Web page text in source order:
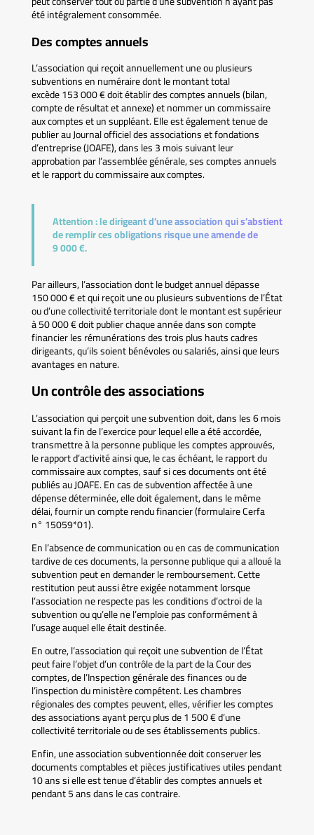
été intégralement consommée.
Des comptes annuels
L’association qui reçoit annuellement une ou plusieurs
subventions en numéraire dont le montant total
excède 153 000 € doit établir des comptes annuels (bilan,
compte de résultat et annexe) et nommer un commissaire
aux comptes et un suppléant. Elle est également tenue de
publier au Journal officiel des associations et fondations
d’entreprise (JOAFE), dans les 3 mois suivant leur
approbation par l’assemblée générale, ses comptes annuels
et le rapport du commissaire aux comptes.
Attention :le dirigeant d’une association qui s’abstient
de remplir ces obligations risque une amende de
9 000 €.
Par ailleurs, l’association dont le budget annuel dépasse
150 000 € et qui reçoit une ou plusieurs subventions de l’État
ou d’une collectivité territoriale dont le montant est supérieur
à 50 000 € doit publier chaque année dans son compte
financier les rémunérations des trois plus hauts cadres
dirigeants, qu’ils soient bénévoles ou salariés, ainsi que leurs
avantages en nature.
Un contrôle des associations
L’association qui perçoit une subvention doit, dans les 6 mois
suivant la fin de l’exercice pour lequel elle a été accordée,
transmettre à la personne publique les comptes approuvés,
le rapport d’activité ainsi que, le cas échéant, le rapport du
commissaire aux comptes, sauf si ces documents ont été
publiés au JOAFE. En cas de subvention affectée à une
dépense déterminée, elle doit également, dans le même
délai, fournir un compte rendu financier (formulaire Cerfa
n° 15059*01).
En l’absence de communication ou en cas de communication
tardive de ces documents, la personne publique qui a alloué la
subvention peut en demander le remboursement. Cette
restitution peut aussi être exigée notamment lorsque
l’association ne respecte pas les conditions d’octroi de la
subvention ou qu’elle ne l’emploie pas conformément à
l’usage auquel elle était destinée.
En outre, l’association qui reçoit une subvention de l’État
peut faire l’objet d’un contrôle de la part de la Cour des
comptes, de l’Inspection générale des finances ou de
l’inspection du ministère compétent. Les chambres
régionales des comptes peuvent, elles, vérifier les comptes
des associations ayant perçu plus de 1 500 € d’une
collectivité territoriale ou de ses établissements publics.
Enfin, une association subventionnée doit conserver les
documents comptables et pièces justificatives utiles pendant
10 ans si elle est tenue d’établir des comptes annuels et
pendant 5 ans dans le cas contraire.